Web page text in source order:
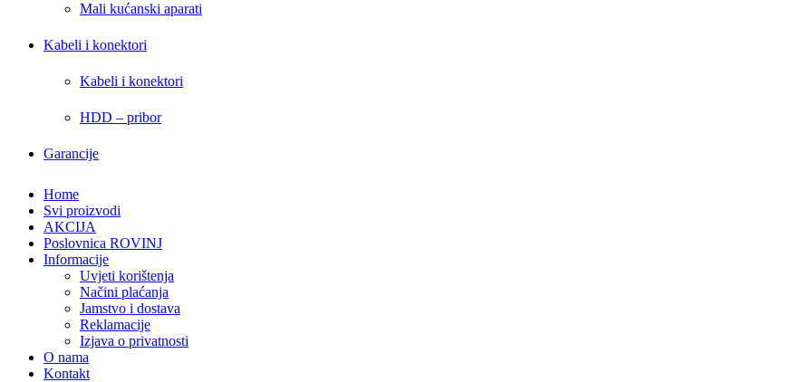
Mali kućanski aparati
Kabeli i konektori
Kabeli i konektori
HDD – pribor
Garancije
Home
Svi proizvodi
AKCIJA
Poslovnica ROVINJ
Informacije
Uvjeti korištenja
Načini plaćanja
Jamstvo i dostava
Reklamacije
Izjava o privatnosti
O nama
Kontakt